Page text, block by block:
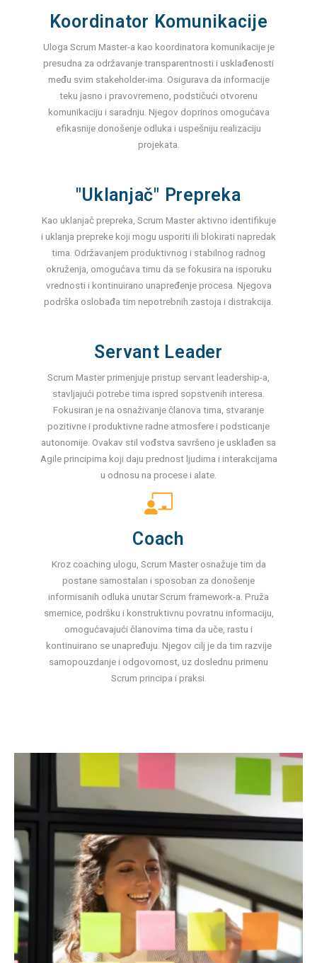
Koordinator Komunikacije
Uloga Scrum Master-a kao koordinatora komunikacije je
presudna za održavanje transparentnosti i usklađenosti
među svim stakeholder-ima. Osigurava da informacije
teku jasno i pravovremeno, podstičući otvorenu
komunikaciju i saradnju. Njegov doprinos omogućava
efikasnije donošenje odluka i uspešniju realizaciju
projekata.
"Uklanjač" Prepreka
Kao uklanjač prepreka, Scrum Master aktivno identifikuje
i uklanja prepreke koji mogu usporiti ili blokirati napredak
tima. Održavanjem produktivnog i stabilnog radnog
okruženja, omogućava timu da se fokusira na isporuku
vrednosti i kontinuirano unapređenje procesa. Njegova
podrška oslobađa tim nepotrebnih zastoja i distrakcija.
Servant Leader
Scrum Master primenjuje pristup servant leadership-a,
stavljajući potrebe tima ispred sopstvenih interesa.
Fokusiran je na osnaživanje članova tima, stvaranje
pozitivne i produktivne radne atmosfere i podsticanje
autonomije. Ovakav stil vođstva savršeno je usklađen sa
Agile principima koji daju prednost ljudima i interakcijama
u odnosu na procese i alate.
Coach
Kroz coaching ulogu, Scrum Master osnažuje tim da
postane samostalan i sposoban za donošenje
informisanih odluka unutar Scrum framework-a. Pruža
smernice, podršku i konstruktivnu povratnu informaciju,
omogućavajući članovima tima da uče, rastu i
kontinuirano se unapređuju. Njegov cilj je da tim razvije
samopouzdanje i odgovornost, uz doslednu primenu
Scrum principa i praksi.